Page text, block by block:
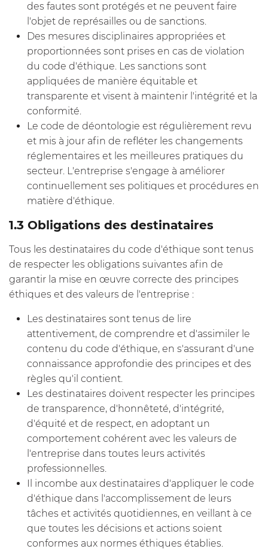
des fautes sont protégés et ne peuvent faire
l'objet de représailles ou de sanctions.
Des mesures disciplinaires appropriées et
proportionnées sont prises en cas de violation
du code d'éthique. Les sanctions sont
appliquées de manière équitable et
transparente et visent à maintenir l'intégrité et la
conformité.
Le code de déontologie est régulièrement revu
et mis à jour afin de refléter les changements
réglementaires et les meilleures pratiques du
secteur. L'entreprise s'engage à améliorer
continuellement ses politiques et procédures en
matière d'éthique.
1.3 Obligations des destinataires
Tous les destinataires du code d'éthique sont tenus
de respecter les obligations suivantes afin de
garantir la mise en œuvre correcte des principes
éthiques et des valeurs de l'entreprise :
Les destinataires sont tenus de lire
attentivement, de comprendre et d'assimiler le
contenu du code d'éthique, en s'assurant d'une
connaissance approfondie des principes et des
règles qu'il contient.
Les destinataires doivent respecter les principes
de transparence, d'honnêteté, d'intégrité,
d'équité et de respect, en adoptant un
comportement cohérent avec les valeurs de
l'entreprise dans toutes leurs activités
professionnelles.
Il incombe aux destinataires d'appliquer le code
d'éthique dans l'accomplissement de leurs
tâches et activités quotidiennes, en veillant à ce
que toutes les décisions et actions soient
conformes aux normes éthiques établies.